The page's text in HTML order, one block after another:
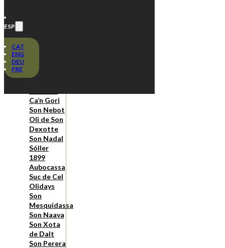
ESP
CAT
ENG
DEU
FRE
S’oli des
Fangos
Ca’n Gori
Son Nebot
Oli de Son
Dexotte
Son Nadal
Sóller
1899
Aubocassa
Suc de Cel
Olidays
Son
Mesquidassa
Son Naava
Son Xota
de Dalt
Son Perera